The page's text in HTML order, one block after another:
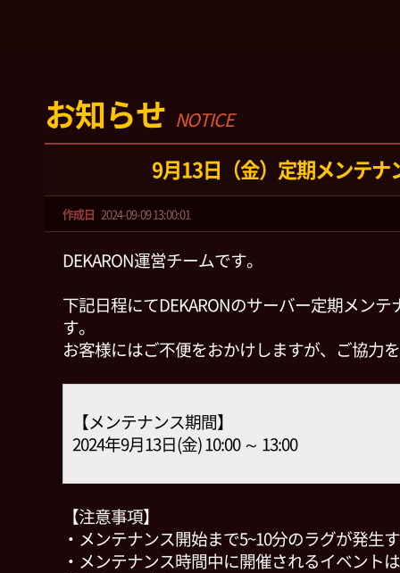
お知らせ NOTICE
9月13日（金）定期メンテナ
作成日 2024-09-09 13:00:01
DEKARON運営チームです。
下記日程にてDEKARONのサーバー定期メン
す。
お客様にはご不便をおかけしますが、ご協力
【メンテナンス期間】
2024年9月13日(金) 10:00 ～ 13:00
【注意事項】
・メンテナンス開始まで5~10分のラグが発生
・メンテナンス時間中に開催されるイベント